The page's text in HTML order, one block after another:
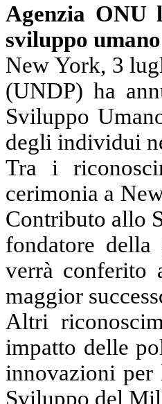
Agenzia ONU
sviluppo umano
New York, 3
(UNDP) ha
Sviluppo
degli individui
Tra i
cerimonia a
Contributo allo
fondatore
verrà conferito
maggior
Altri
impatto delle
innovazioni per
Sviluppo del